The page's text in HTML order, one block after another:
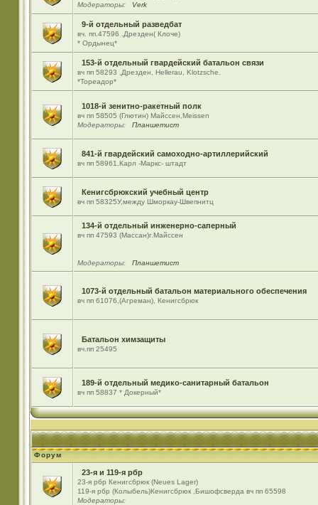
Модераторы:
Verk
9-й отдельный разведбат
вч. пп.47596 .Дрезден( Клоче)
* Ордынец*
153-й отдельный гвардейский батальон связи
вч пп 58293 ,Дрезден, Hellerau, Klotzsche.
*Тореадор*
1018-й зенитно-ракетный полк
вч пп 58505 (Глютин) Майсcен,Meissen
Модераторы:
Планшетист
841-й гвардейский самоходно-артиллерийский
вч пп 58961.Карл -Маркс- штадт
Кенигсбрюкский учебный центр
вч пп 58325У,между Шморкау-Швепнитц
134-й отдельный инженерно-саперный
вч пп 47593 (Массан)г.Майссен
Модераторы: Планшетист
1073-й отдельный батальон материального обеспечения
вч пп 61076,(Агреман), Кенигсбрюк
Батальон химзащиты
вч.пп 25495
189-й отдельный медико-санитарный батальон
вч пп 58837 * Докерный*
Форум
23-я и 119-я рбр
23-я рбр Кенигсбрюк (Neues Lager)
119-я рбр (Колыбель)Кенигсбрюк ,Бишофсверда вч пп 65598
Модераторы: